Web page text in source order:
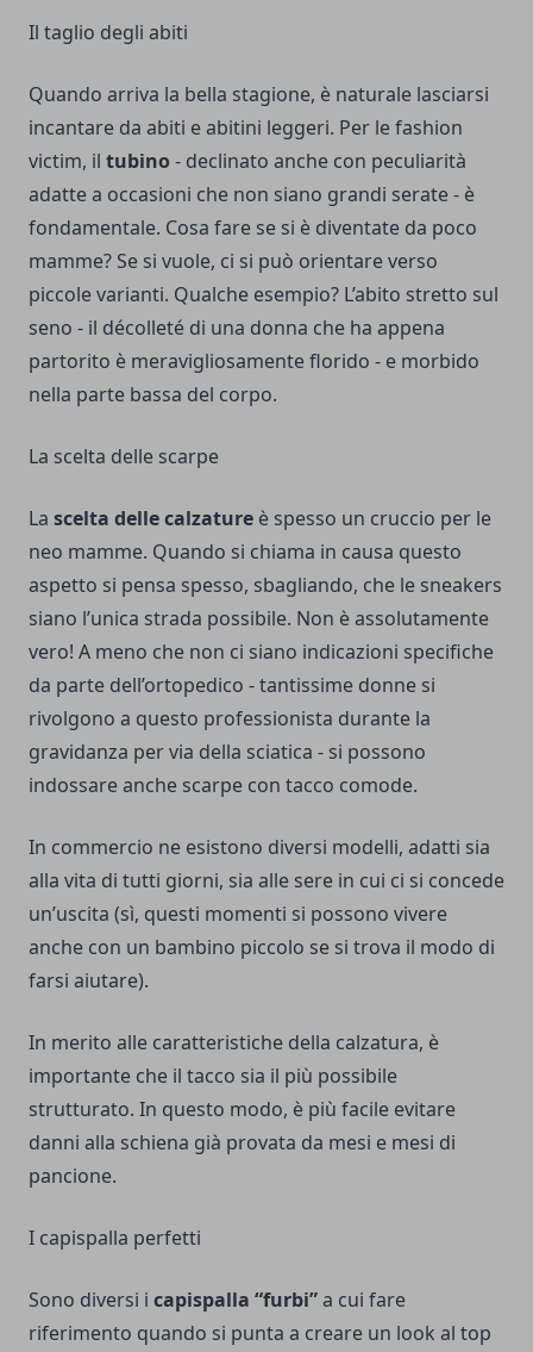
Il taglio degli abiti
Quando arriva la bella stagione, è naturale lasciarsi
incantare da abiti e abitini leggeri. Per le fashion
victim, il tubino - declinato anche con peculiarità
adatte a occasioni che non siano grandi serate - è
fondamentale. Cosa fare se si è diventate da poco
mamme? Se si vuole, ci si può orientare verso
piccole varianti. Qualche esempio? L’abito stretto sul
seno - il décolleté di una donna che ha appena
partorito è meravigliosamente florido - e morbido
nella parte bassa del corpo.
La scelta delle scarpe
La scelta delle calzature è spesso un cruccio per le
neo mamme. Quando si chiama in causa questo
aspetto si pensa spesso, sbagliando, che le sneakers
siano l’unica strada possibile. Non è assolutamente
vero! A meno che non ci siano indicazioni specifiche
da parte dell’ortopedico - tantissime donne si
rivolgono a questo professionista durante la
gravidanza per via della sciatica - si possono
indossare anche scarpe con tacco comode.
In commercio ne esistono diversi modelli, adatti sia
alla vita di tutti giorni, sia alle sere in cui ci si concede
un’uscita (sì, questi momenti si possono vivere
anche con un bambino piccolo se si trova il modo di
farsi aiutare).
In merito alle caratteristiche della calzatura, è
importante che il tacco sia il più possibile
strutturato. In questo modo, è più facile evitare
danni alla schiena già provata da mesi e mesi di
pancione.
I capispalla perfetti
Sono diversi i capispalla “furbi”a cui fare
riferimento quando si punta a creare un look al top